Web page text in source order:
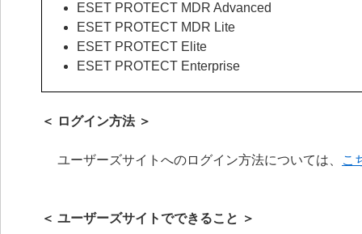
ESET PROTECT MDR Advanced
ESET PROTECT MDR Lite
ESET PROTECT Elite
ESET PROTECT Enterprise
＜ ログイン方法 ＞
ユーザーズサイトへのログイン方法については、 こ
＜ ユーザーズサイトでできること ＞